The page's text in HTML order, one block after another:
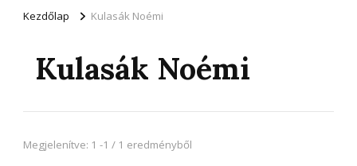
Kezdőlap Kulasák Noémi
Kulasák Noémi
Megjelenítve: 1 -1 / 1 eredményből